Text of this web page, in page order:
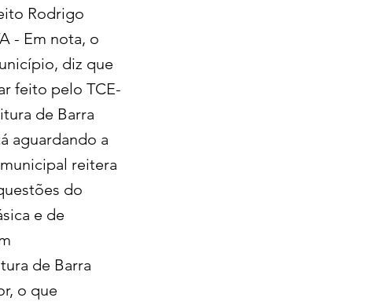
Rodrigo
- Em nota, o
diz que
feito pelo TCE-
de Barra
aguardando a
reitera
do
e de
de Barra
o que